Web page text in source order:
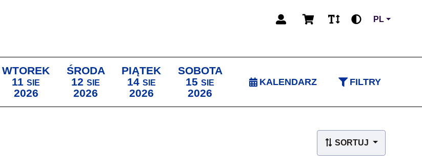
PL
WTOREK
11 SIE
2026
ŚRODA
12 SIE
2026
PIĄTEK
14 SIE
2026
SOBOTA
15 SIE
2026
KALENDARZ FILTRY
SORTUJ